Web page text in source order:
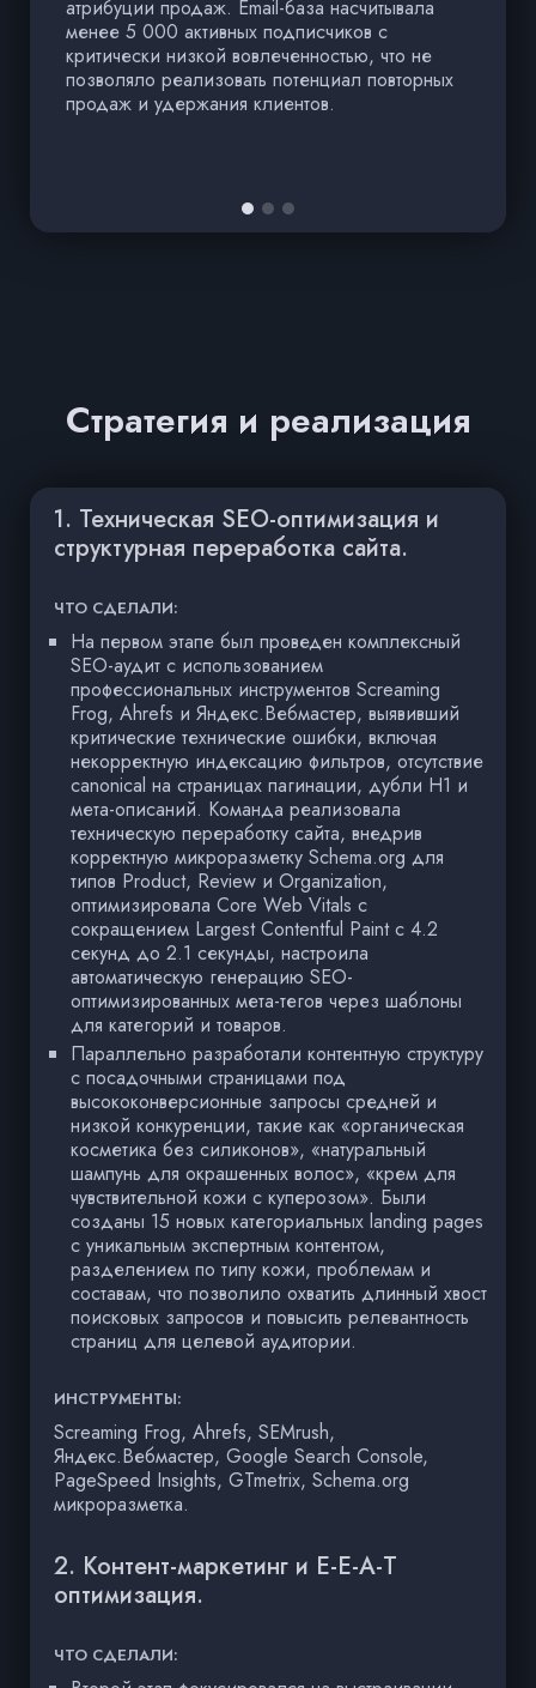
атрибуции продаж. Email-база насчитывала
менее 5 000 активных подписчиков с
критически низкой вовлеченностью, что не
позволяло реализовать потенциал повторных
продаж и удержания клиентов.
Стратегия и реализация
1. Техническая SEO-оптимизация и
структурная переработка сайта.
ЧТО СДЕЛАЛИ:
На первом этапе был проведен комплексный
SEO-аудит с использованием
профессиональных инструментов Screaming
Frog, Ahrefs и Яндекс.Вебмастер, выявивший
критические технические ошибки, включая
некорректную индексацию фильтров, отсутствие
canonical на страницах пагинации, дубли H1 и
мета-описаний. Команда реализовала
техническую переработку сайта, внедрив
корректную микроразметку Schema.org для
типов Product, Review и Organization,
оптимизировала Core Web Vitals с
сокращением Largest Contentful Paint с 4.2
секунд до 2.1 секунды, настроила
автоматическую генерацию SEO-
оптимизированных мета-тегов через шаблоны
для категорий и товаров.
Параллельно разработали контентную структуру
с посадочными страницами под
высококонверсионные запросы средней и
низкой конкуренции, такие как «органическая
косметика без силиконов», «натуральный
шампунь для окрашенных волос», «крем для
чувствительной кожи с куперозом». Были
созданы 15 новых категориальных landing pages
с уникальным экспертным контентом,
разделением по типу кожи, проблемам и
составам, что позволило охватить длинный хвост
поисковых запросов и повысить релевантность
страниц для целевой аудитории.
ИНСТРУМЕНТЫ:
Screaming Frog, Ahrefs, SEMrush,
Яндекс.Вебмастер, Google Search Console,
PageSpeed Insights, GTmetrix, Schema.org
микроразметка.
2. Контент-маркетинг и E-E-A-T
оптимизация.
ЧТО СДЕЛАЛИ: